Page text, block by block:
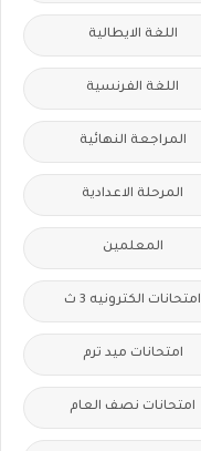
اللغة الايطالية
اللغة الفرنسية
المراجعة النهائية
المرحلة الاعدادية
المعلمين
امتحانات الكترونيه 3 ث
امتحانات ميد ترم
امتحانات نصف العام